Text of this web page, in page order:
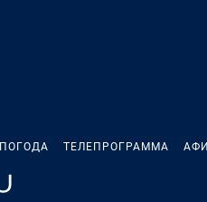
ПОГОДА ТЕЛЕПРОГРАММА